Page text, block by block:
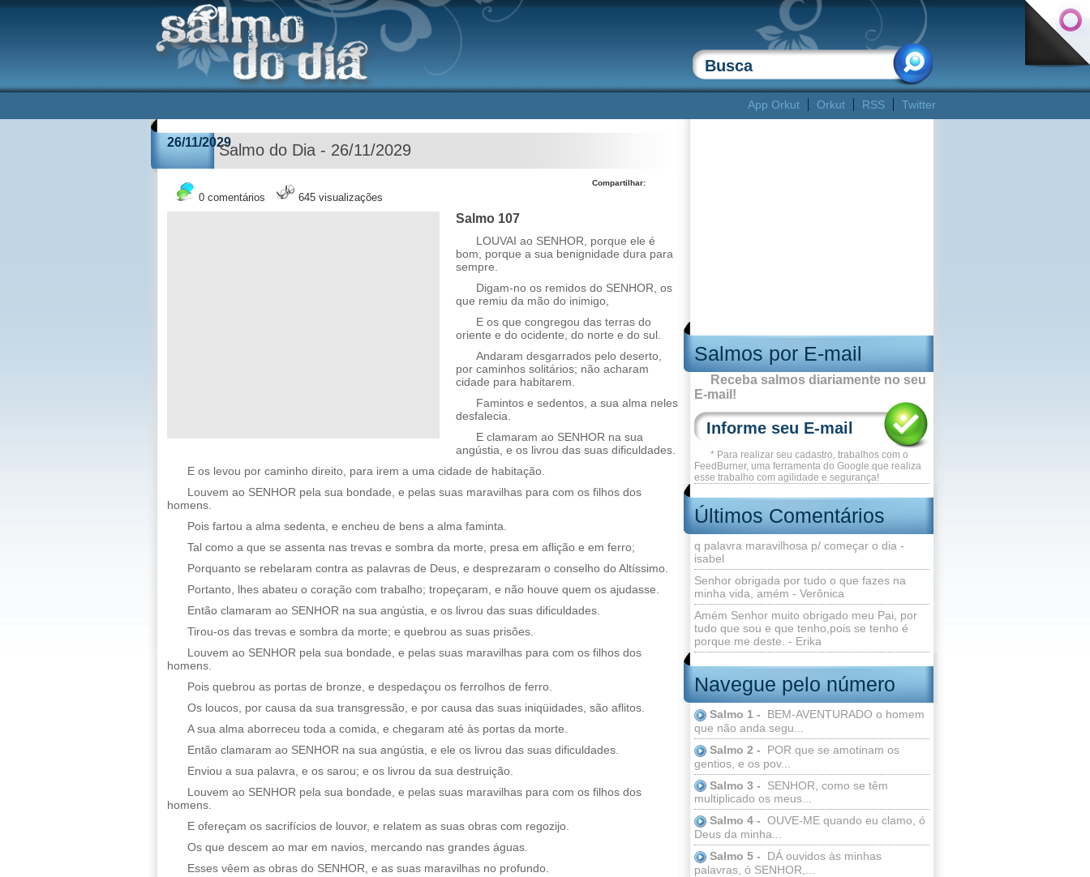
App Orkut Orkut RSS Twitter
Salmos por E-mail
Receba salmos diariamente no seu
E-mail!
* Para realizar seu cadastro, trabalhos com o
FeedBurner, uma ferramenta do Google que realiza
esse trabalho com agilidade e segurança!
Últimos Comentários
q palavra maravilhosa p/ começar o dia -
isabel
Senhor obrigada por tudo o que fazes na
minha vida, amém - Verônica
Amém Senhor muito obrigado meu Pai, por
tudo que sou e que tenho,pois se tenho é
porque me deste. - Erika
Navegue pelo número
Salmo 1 -
BEM-AVENTURADO o homem
que não anda segu...
Salmo 2 -
POR que se amotinam os
gentios, e os pov...
Salmo 3 -
SENHOR, como se têm
multiplicado os meus...
Salmo 4 - OUVE-ME quando eu clamo, ó
Deus da minha...
Salmo 5 -
DÁ ouvidos às minhas
palavras, ó SENHOR,...
26/11/2029Salmo do Dia - 26/11/2029
0 comentários 645 visualizações
Compartilhar:
Salmo 107
LOUVAI ao SENHOR, porque ele é
bom, porque a sua benignidade dura para
sempre.
Digam-no os remidos do SENHOR, os
que remiu da mão do inimigo,
E os que congregou das terras do
oriente e do ocidente, do norte e do sul.
Andaram desgarrados pelo deserto,
por caminhos solitários; não acharam
cidade para habitarem.
Famintos e sedentos, a sua alma neles
desfalecia.
E clamaram ao SENHOR na sua
angústia, e os livrou das suas dificuldades.
E os levou por caminho direito, para irem a uma cidade de habitação.
Louvem ao SENHOR pela sua bondade, e pelas suas maravilhas para com os filhos dos
homens.
Pois fartou a alma sedenta, e encheu de bens a alma faminta.
Tal como a que se assenta nas trevas e sombra da morte, presa em aflição e em ferro;
Porquanto se rebelaram contra as palavras de Deus, e desprezaram o conselho do Altíssimo.
Portanto, lhes abateu o coração com trabalho; tropeçaram, e não houve quem os ajudasse.
Então clamaram ao SENHOR na sua angústia, e os livrou das suas dificuldades.
Tirou-os das trevas e sombra da morte; e quebrou as suas prisões.
Louvem ao SENHOR pela sua bondade, e pelas suas maravilhas para com os filhos dos
homens.
Pois quebrou as portas de bronze, e despedaçou os ferrolhos de ferro.
Os loucos, por causa da sua transgressão, e por causa das suas iniqüidades, são aflitos.
A sua alma aborreceu toda a comida, e chegaram até às portas da morte.
Então clamaram ao SENHOR na sua angústia, e ele os livrou das suas dificuldades.
Enviou a sua palavra, e os sarou; e os livrou da sua destruição.
Louvem ao SENHOR pela sua bondade, e pelas suas maravilhas para com os filhos dos
homens.
E ofereçam os sacrifícios de louvor, e relatem as suas obras com regozijo.
Os que descem ao mar em navios, mercando nas grandes águas.
Esses vêem as obras do SENHOR, e as suas maravilhas no profundo.